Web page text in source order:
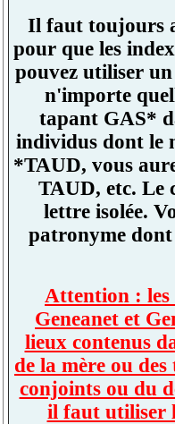
Il faut toujours
pour que les
pouvez utiliser
n'importe
tapant GAS*
individus dont le
*TAUD, vous
TAUD, etc. Le
lettre isolée.
patronyme dont
Attention : les
Geneanet et
lieux contenus
de la mère ou
conjoints ou du
il faut utiliser